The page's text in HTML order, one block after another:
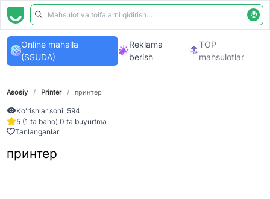
Online mahalla
(SSUDA)
Reklama
berish
TOP
mahsulotlar
Asosiy / Printer / принтер
Ko'rishlar soni :594
5 (1 ta baho) 0 ta buyurtma
Tanlanganlar
принтер